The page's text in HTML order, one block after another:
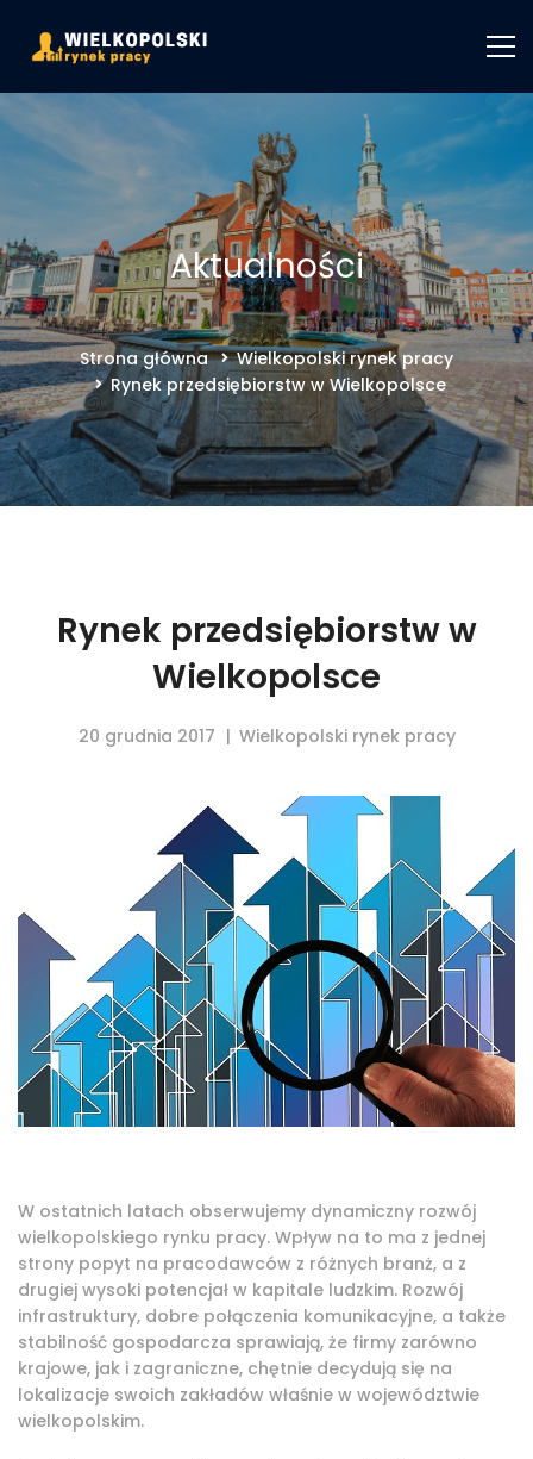
Aktualności
Strona główna
Wielkopolski rynek pracy
Rynek przedsiębiorstw w Wielkopolsce
Rynek przedsiębiorstw w
Wielkopolsce
20 grudnia 2017 Wielkopolski rynek pracy
W ostatnich latach obserwujemy dynamiczny rozwój
wielkopolskiego rynku pracy. Wpływ na to ma z jednej
strony popyt na pracodawców z różnych branż, a z
drugiej wysoki potencjał w kapitale ludzkim. Rozwój
infrastruktury, dobre połączenia komunikacyjne, a także
stabilność gospodarcza sprawiają, że firmy zarówno
krajowe, jak i zagraniczne, chętnie decydują się na
lokalizacje swoich zakładów właśnie w województwie
wielkopolskim.